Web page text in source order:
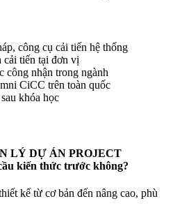
công cụ cải tiến hệ thống
cải tiến tại đơn vị
nhận trong ngành
CiCC trên toàn quốc
khóa học
LÝ DỰ ÁN PROJECT
kiến thức trước không?
kế từ cơ bản đến nâng cao, phù